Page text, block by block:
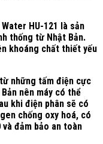
Water HU-121 là sản
thống từ Nhật Bản.
khoáng chất thiết yếu
những tấm điện cực
nên máy có thể
khi điện phân sẽ có
chống oxy hoá, có
đảm bảo an toàn